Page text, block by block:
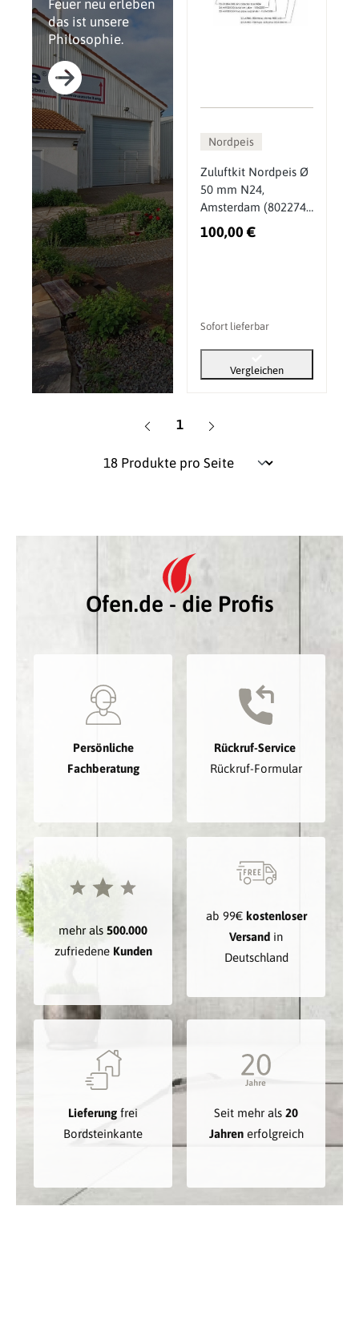
Feuer neu erleben
das ist unsere
Philosophie.
Nordpeis
Zuluftkit Nordpeis Ø
50 mm N24,
Amsterdam (802274,
IA-AIR00-040)
100,00 €
Sofort lieferbar
Vergleichen
Seite
1
Ofen.de - die Profis
Persönliche
Fachberatung
Rückruf-Service
Rückruf-Formular
mehr als 500.000
zufriedene Kunden
ab 99€ kostenloser
Versand in
Deutschland
Lieferung frei
Bordsteinkante
Seit mehr als 20
Jahrenerfolgreich